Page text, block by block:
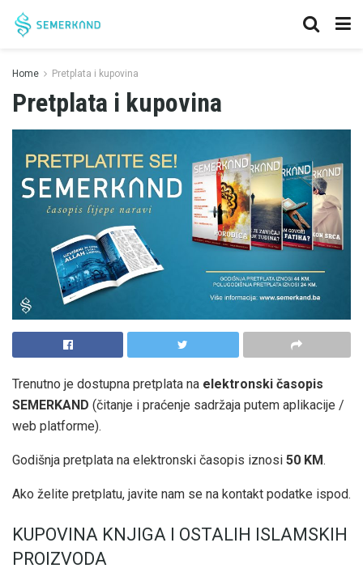
Home Pretplata i kupovina
Pretplata i kupovina
Trenutno je dostupna pretplata na elektronski časopis
SEMERKAND (čitanje i praćenje sadržaja putem aplikacije /
web platforme).
Godišnja pretplata na elektronski časopis iznosi 50 KM.
Ako želite pretplatu, javite nam se na kontakt podatke ispod.
KUPOVINA KNJIGA I OSTALIH ISLAMSKIH
PROIZVODA